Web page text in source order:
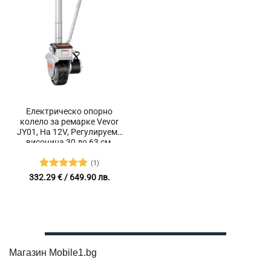
Електрическо опорно
колело за ремарке Vevor
JY01, На 12V, Регулируема
височина 30 до 63 см,
кг
Оценено с
(1)
332.29€/ 649.90 лв.
Магазин Mobile1.bg